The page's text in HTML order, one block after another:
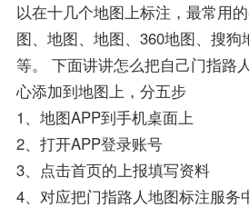
以在十几个地图上标注，最常用
图、地图、地图、360地图、搜狗
等。 下面讲讲怎么把自己门指路
心添加到地图上，分五步
1、地图APP到手机桌面上
2、打开APP登录账号
3、点击首页的上报填写资料
4、对应把门指路人地图标注服务